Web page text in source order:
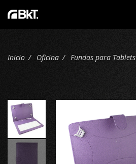
Inicio Oficina Fundas para Tablets